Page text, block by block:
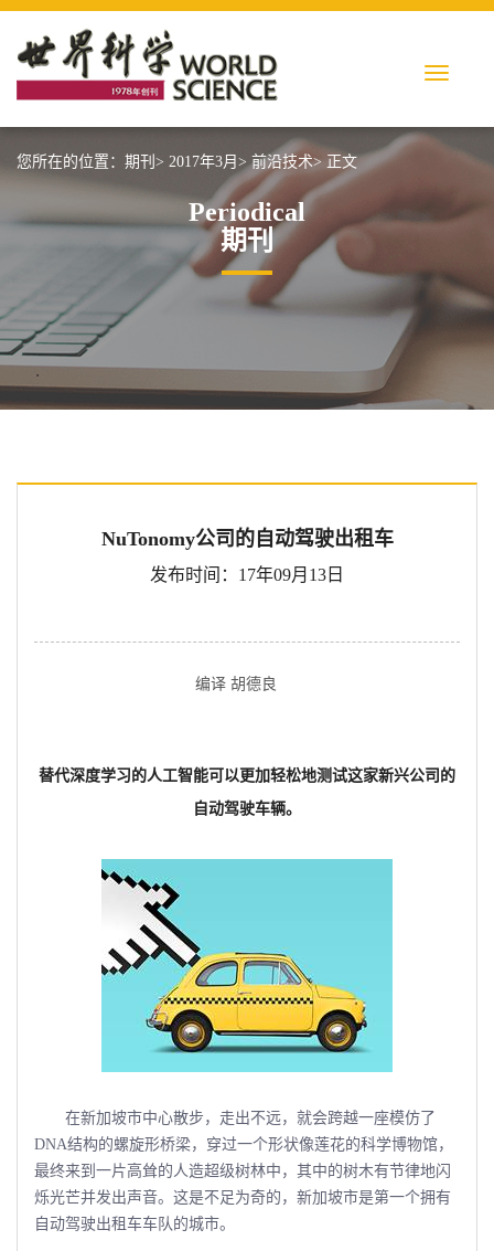
您所在的位置： 期刊> 2017年3月> 前沿技术> 正文
Periodical
期刊
NuTonomy公司的自动驾驶出租车
发布时间：17年09月13日
编译 胡德良
替代深度学习的人工智能可以更加轻松地测试这家新兴公司的
自动驾驶车辆。
在新加坡市中心散步，走出不远，就会跨越一座模仿了
DNA结构的螺旋形桥梁，穿过一个形状像莲花的科学博物馆，
最终来到一片高耸的人造超级树林中，其中的树木有节律地闪
烁光芒并发出声音。这是不足为奇的，新加坡市是第一个拥有
自动驾驶出租车车队的城市。